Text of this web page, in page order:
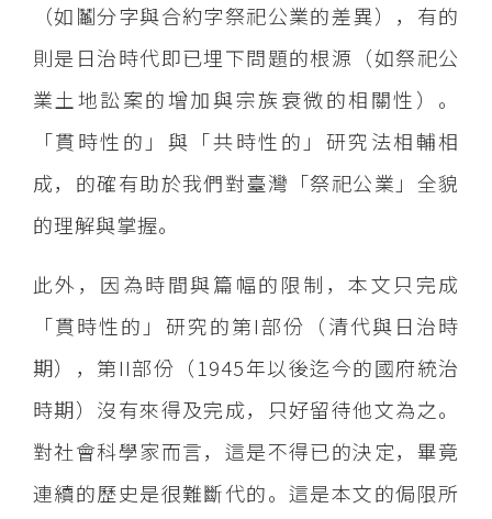
（如鬮分字與合約字祭祀公業的差異），有的
則是日治時代即已埋下問題的根源（如祭祀公
業土地訟案的增加與宗族衰微的相關性）。
「貫時性的」與「共時性的」研究法相輔相
成，的確有助於我們對臺灣「祭祀公業」全貌
的理解與掌握。
此外，因為時間與篇幅的限制，本文只完成
「貫時性的」研究的第I部份（清代與日治時
期），第II部份（1945年以後迄今的國府統治
時期）沒有來得及完成，只好留待他文為之。
對社會科學家而言，這是不得已的決定，畢竟
連續的歷史是很難斷代的。這是本文的侷限所